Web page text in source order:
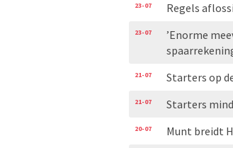
23-07 Regels
23-07
’Enorme
21-07 Starters op
21-07 Starters
20-07 Munt breidt